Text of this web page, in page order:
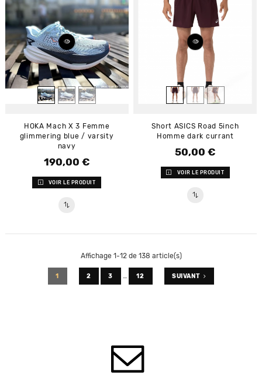
HOKA Mach X 3 Femme
glimmering blue / varsity
navy
Prix
190,00 €
VOIR LE PRODUIT
Short ASICS Road 5inch
Homme dark currant
Prix
50,00 €
VOIR LE PRODUIT
Affichage 1-12 de 138 article(s)
1 2 3 12 SUIVANT